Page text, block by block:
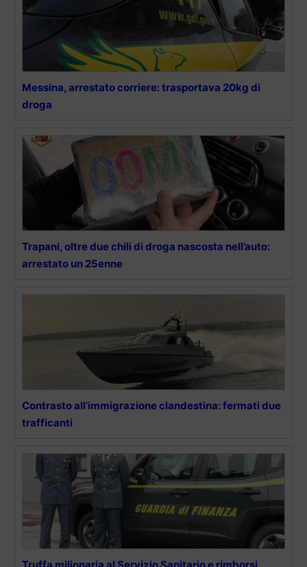
Messina, arrestato corriere: trasportava 20kg di
droga
Trapani, oltre due chili di droga nascosta nell’auto:
arrestato un 25enne
Contrasto all’immigrazione clandestina: fermati due
trafficanti
Truffa milionaria al Servizio Sanitario e rimborsi